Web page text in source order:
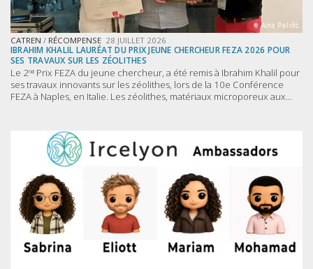
CATREN / RÉCOMPENSE 28 JUILLET 2026
IBRAHIM KHALIL LAURÉAT DU PRIX JEUNE CHERCHEUR FEZA 2026 POUR
SES TRAVAUX SUR LES ZÉOLITHES
Le 2ⁿᵈ Prix FEZA du jeune chercheur, a été remis à Ibrahim Khalil pour
ses travaux innovants sur les zéolithes, lors de la 10e Conférence
FEZA à Naples, en Italie. Les zéolithes, matériaux microporeux aux...